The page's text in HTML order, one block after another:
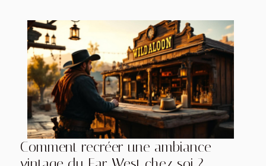
Comment recréer une ambiance